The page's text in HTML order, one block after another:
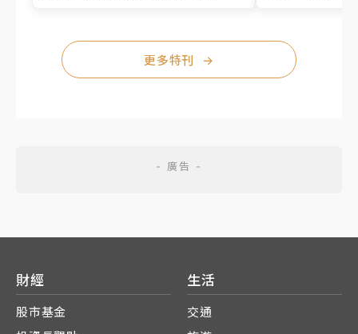
更多特刊 →
財經
股市基金
生活
交通